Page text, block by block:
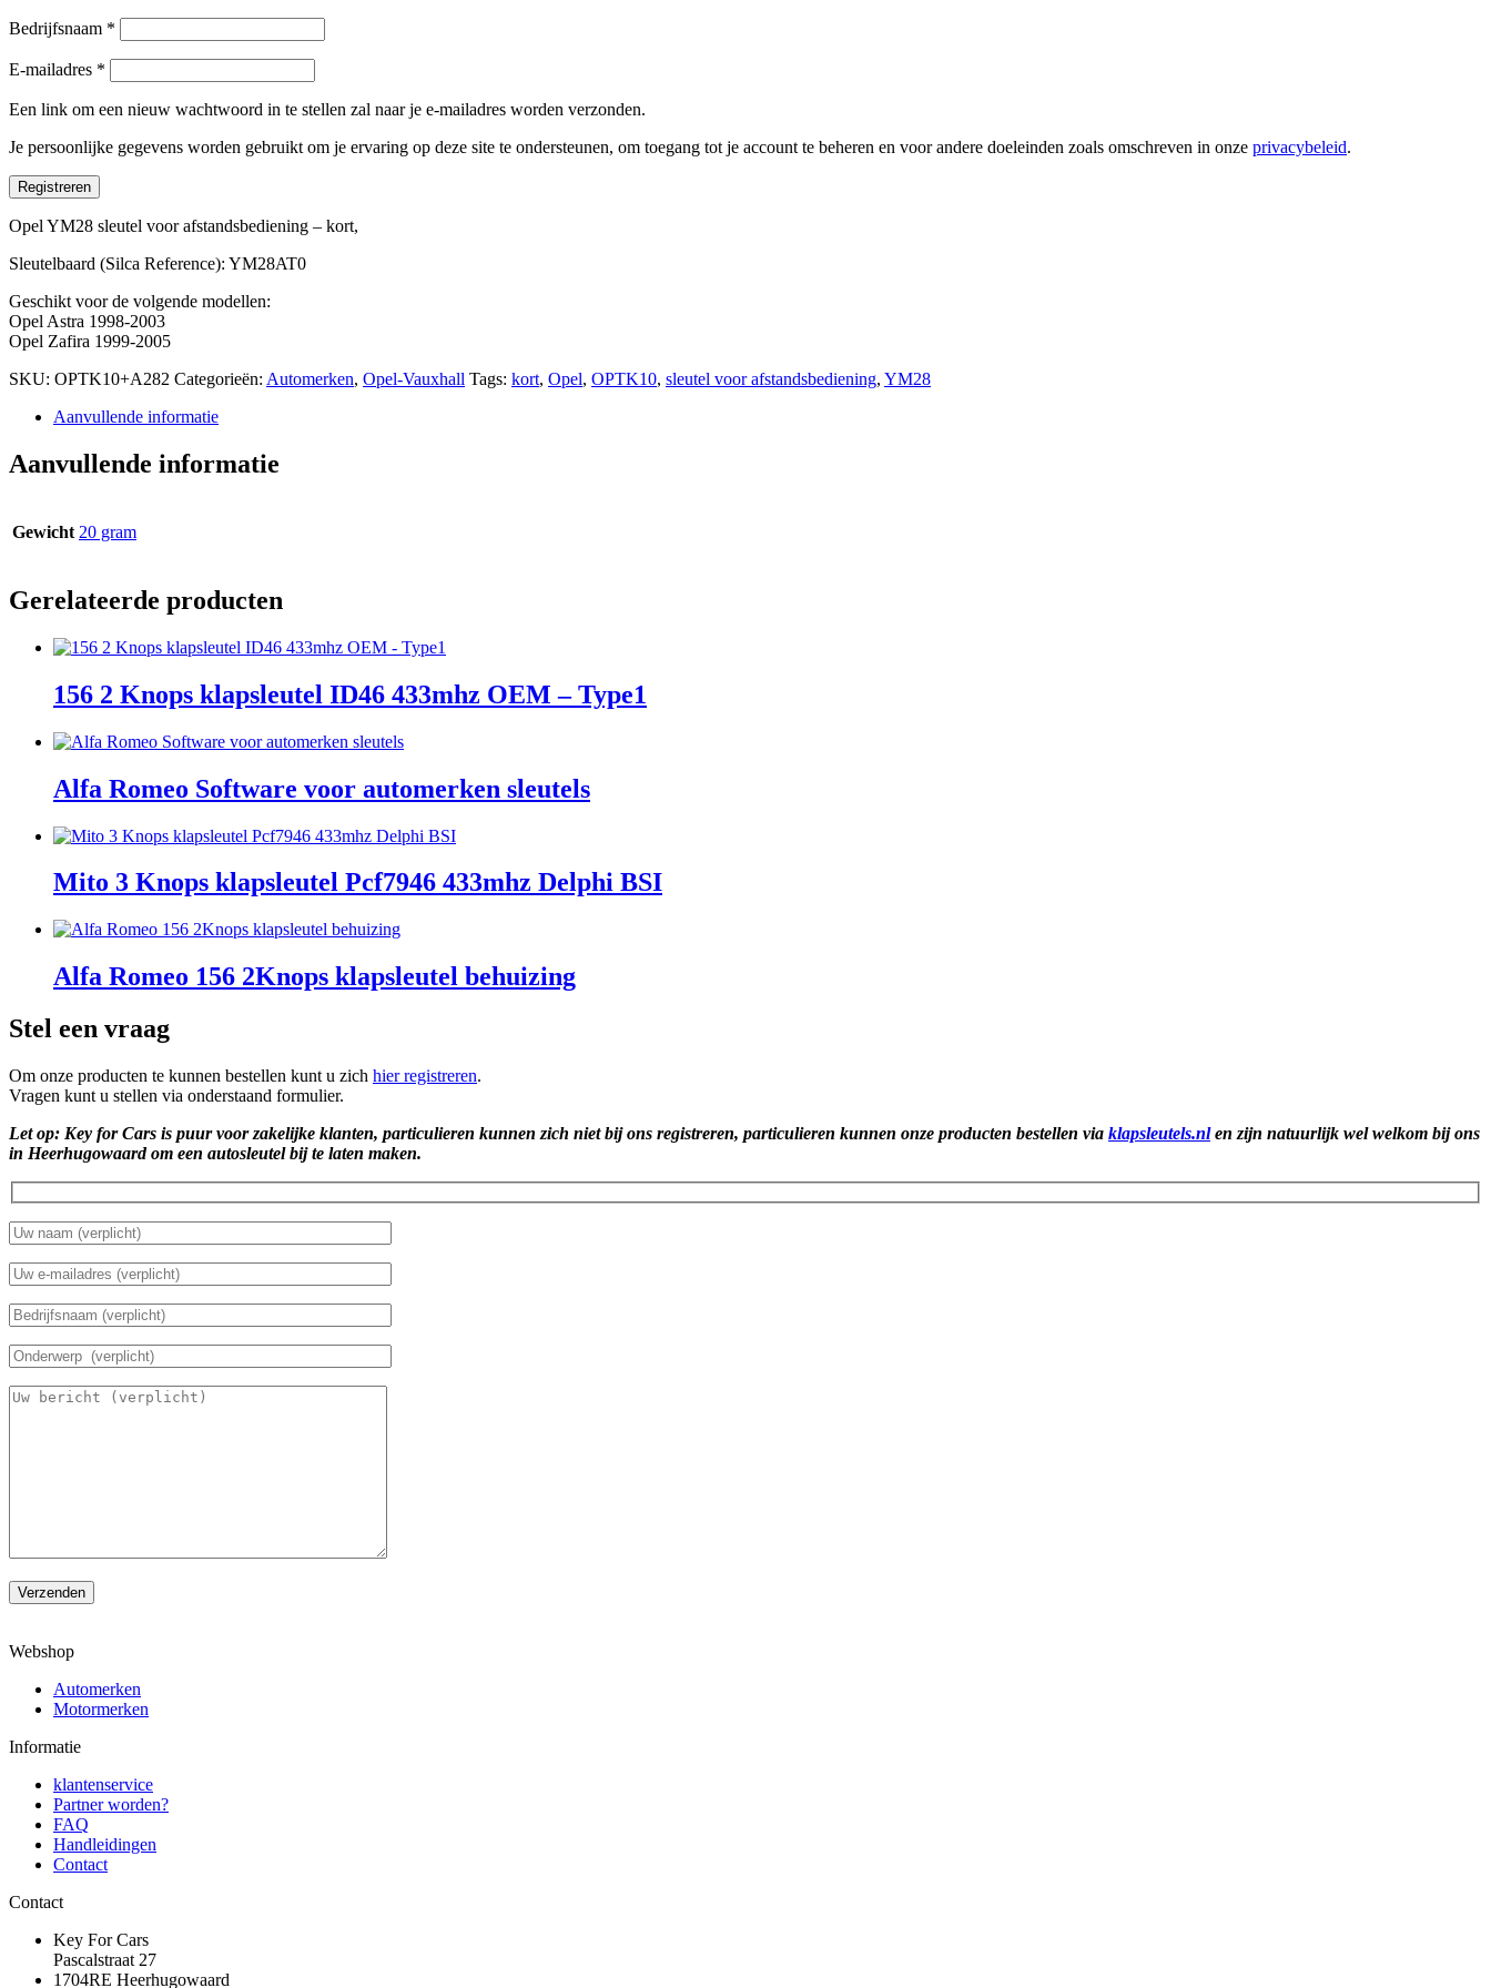
Bedrijfsnaam *
E-mailadres *
Een link om een nieuw wachtwoord in te stellen zal naar je e-mailadres worden verzonden.
Je persoonlijke gegevens worden gebruikt om je ervaring op deze site te ondersteunen, om toegang tot je account te beheren en voor andere doeleinden zoals omschreven in onze privacybeleid.
Registreren
Opel YM28 sleutel voor afstandsbediening – kort,
Sleutelbaard (Silca Reference): YM28AT0
Geschikt voor de volgende modellen:
Opel Astra 1998-2003
Opel Zafira 1999-2005
SKU: OPTK10+A282 Categorieën: Automerken, Opel-Vauxhall Tags: kort, Opel, OPTK10, sleutel voor afstandsbediening, YM28
Aanvullende informatie
Aanvullende informatie
Gewicht 20 gram
Gerelateerde producten
156 2 Knops klapsleutel ID46 433mhz OEM – Type1
Alfa Romeo Software voor automerken sleutels
Mito 3 Knops klapsleutel Pcf7946 433mhz Delphi BSI
Alfa Romeo 156 2Knops klapsleutel behuizing
Stel een vraag
Om onze producten te kunnen bestellen kunt u zich hier registreren.
Vragen kunt u stellen via onderstaand formulier.
Let op: Key for Cars is puur voor zakelijke klanten, particulieren kunnen zich niet bij ons registreren, particulieren kunnen onze producten bestellen via klapsleutels.nlen zijn natuurlijk wel welkom bij ons
in Heerhugowaard om een autosleutel bij te laten maken.
Verzenden
Webshop
Automerken
Motormerken
Informatie
klantenservice
Partner worden?
FAQ
Handleidingen
Contact
Contact
Key For Cars
Pascalstraat 27
1704RE Heerhugowaard